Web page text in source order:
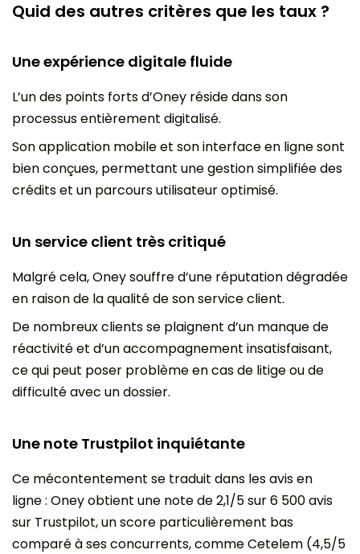
Quid des autres critères que les taux ?
Une expérience digitale fluide
L’un des points forts d’Oney réside dans son
processus entièrement digitalisé.
Son application mobile et son interface en ligne sont
bien conçues, permettant une gestion simplifiée des
crédits et un parcours utilisateur optimisé.
Un service client très critiqué
Malgré cela, Oney souffre d’une réputation dégradée
en raison de la qualité de son service client.
De nombreux clients se plaignent d’un manque de
réactivité et d’un accompagnement insatisfaisant,
ce qui peut poser problème en cas de litige ou de
difficulté avec un dossier.
Une note Trustpilot inquiétante
Ce mécontentement se traduit dans les avis en
ligne : Oney obtient une note de 2,1/5 sur 6 500 avis
sur Trustpilot, un score particulièrement bas
comparé à ses concurrents, comme Cetelem (4,5/5